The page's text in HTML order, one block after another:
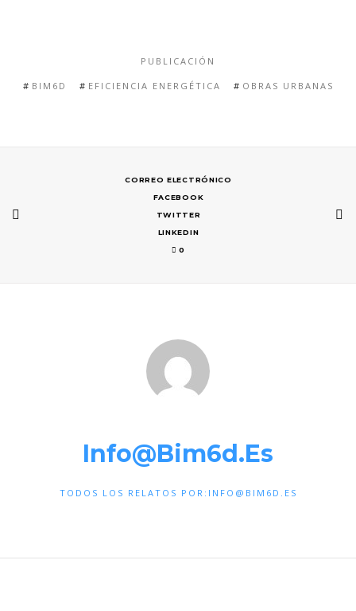
PUBLICACIÓN
BIM6D EFICIENCIA ENERGÉTICA OBRAS URBANAS
CORREO ELECTRÓNICO
FACEBOOK
TWITTER
LINKEDIN
0
Info@bim6d.es
TODOS LOS RELATOS POR:INFO@BIM6D.ES